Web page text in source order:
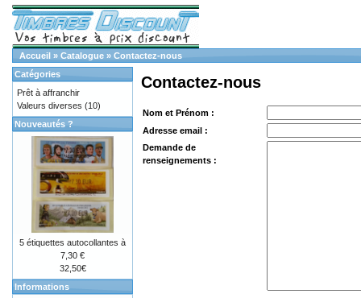
Accueil » Catalogue » Contactez-nous
Contactez-nous
Nom et Prénom :
Adresse email :
Demande de
renseignements :
Catégories
Prêt à affranchir
Valeurs diverses (10)
Nouveautés ?
5 étiquettes autocollantes à
7,30 €
32,50€
Informations